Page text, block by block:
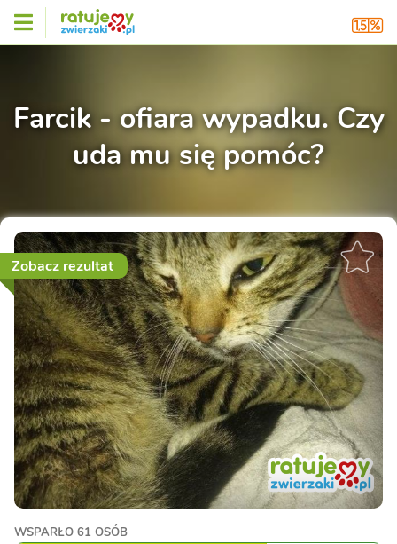
Farcik - ofiara wypadku. Czy
uda mu się pomóc?
Zobacz rezultat
WSPARŁO 61 OSÓB